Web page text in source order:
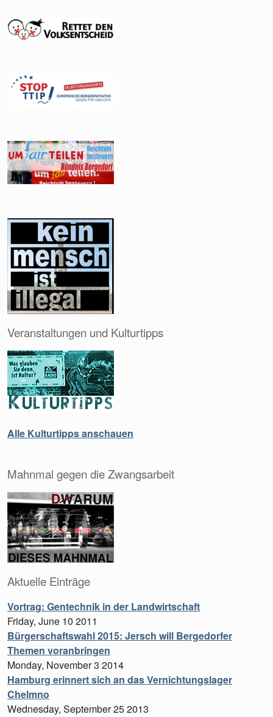
Veranstaltungen und Kulturtipps
Alle Kulturtipps anschauen
Mahnmal gegen die Zwangsarbeit
Aktuelle Einträge
Vortrag: Gentechnik in der Landwirtschaft
Friday, June 10 2011
Bürgerschaftswahl 2015: Jersch will Bergedorfer
Themen voranbringen
Monday, November 3 2014
Hamburg erinnert sich an das Vernichtungslager
Chelmno
Wednesday, September 25 2013